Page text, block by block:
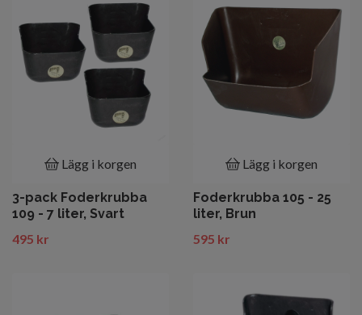
Lägg i korgen
3-pack Foderkrubba
109 - 7 liter, Svart
495 kr
Lägg i korgen
Foderkrubba 105 - 25
liter, Brun
595 kr